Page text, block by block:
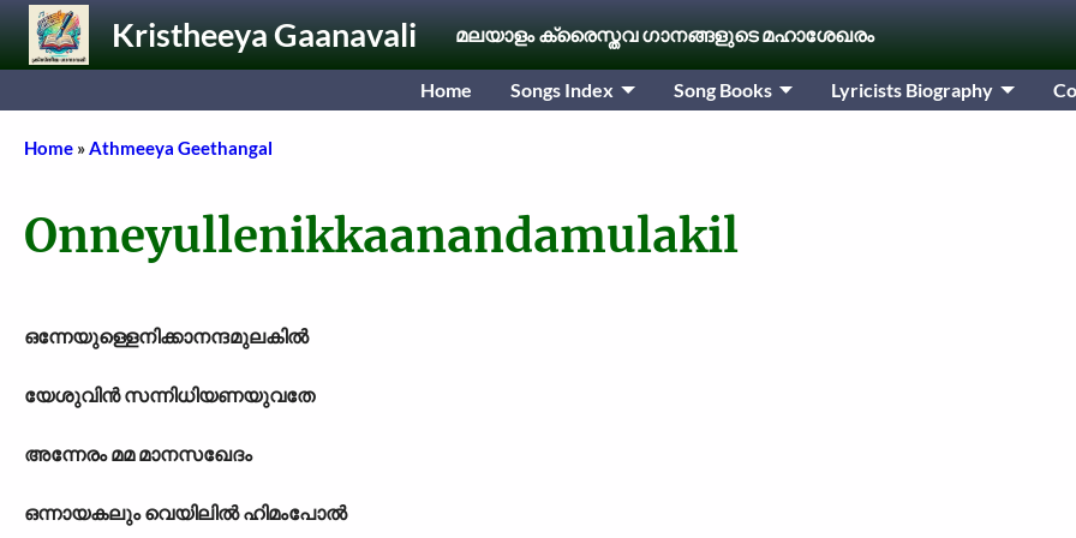
Skip to main contentKristheeya Gaanavali മലയാളം ക്രൈസ്തവ ഗാനങ്ങളുടെ മഹാശേഖരം
Home Songs Index Song Books Lyricists Biography
Breadcrumb
Home Athmeeya Geethangal
Onneyullenikkaanandamulakil
ഒന്നേയുള്ളെനിക്കാനന്ദമുലകിൽ
യേശുവിൻ സന്നിധിയണയുവതേ
അന്നേരം മമ മാനസഖേദം
ഒന്നായകലും വെയിലിൽ ഹിമംപോൽ